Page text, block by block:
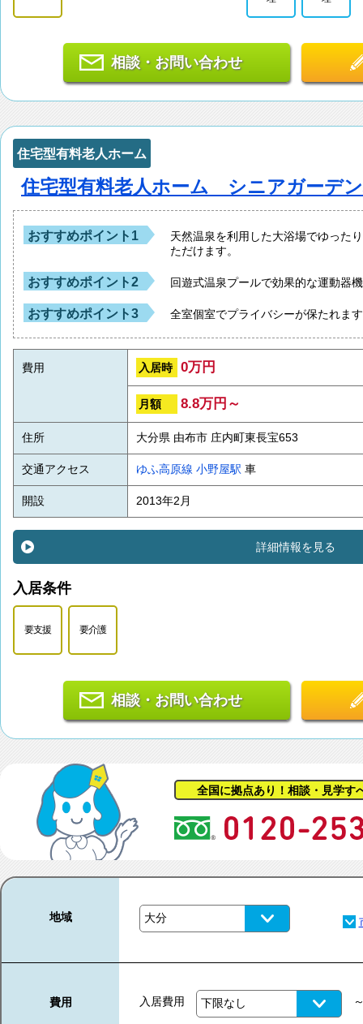
相談・お問い合わせ
住宅型有料老人ホーム
住宅型有料老人ホーム シニアガーデ
おすすめポイント1
天然温泉を利用した大浴場でゆった
ただけます。
おすすめポイント2 回遊式温泉プールで効果的な運動器
おすすめポイント3 全室個室でプライバシーが保たれま
費用 入居時 0万円
月額 8.8万円～
住所 大分県 由布市 庄内町東長宝653
交通アクセス ゆふ高原線 小野屋駅 車
開設 2013年2月
詳細情報を見る
入居条件
要支援 要介護
相談・お問い合わせ
全国に拠点あり！相談・見学す
地域
費用 入居費用